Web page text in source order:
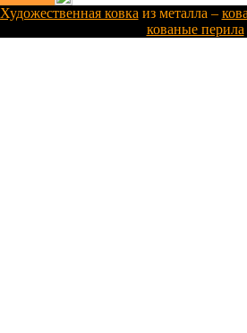
Художественная ковка из металла –
кованые перила